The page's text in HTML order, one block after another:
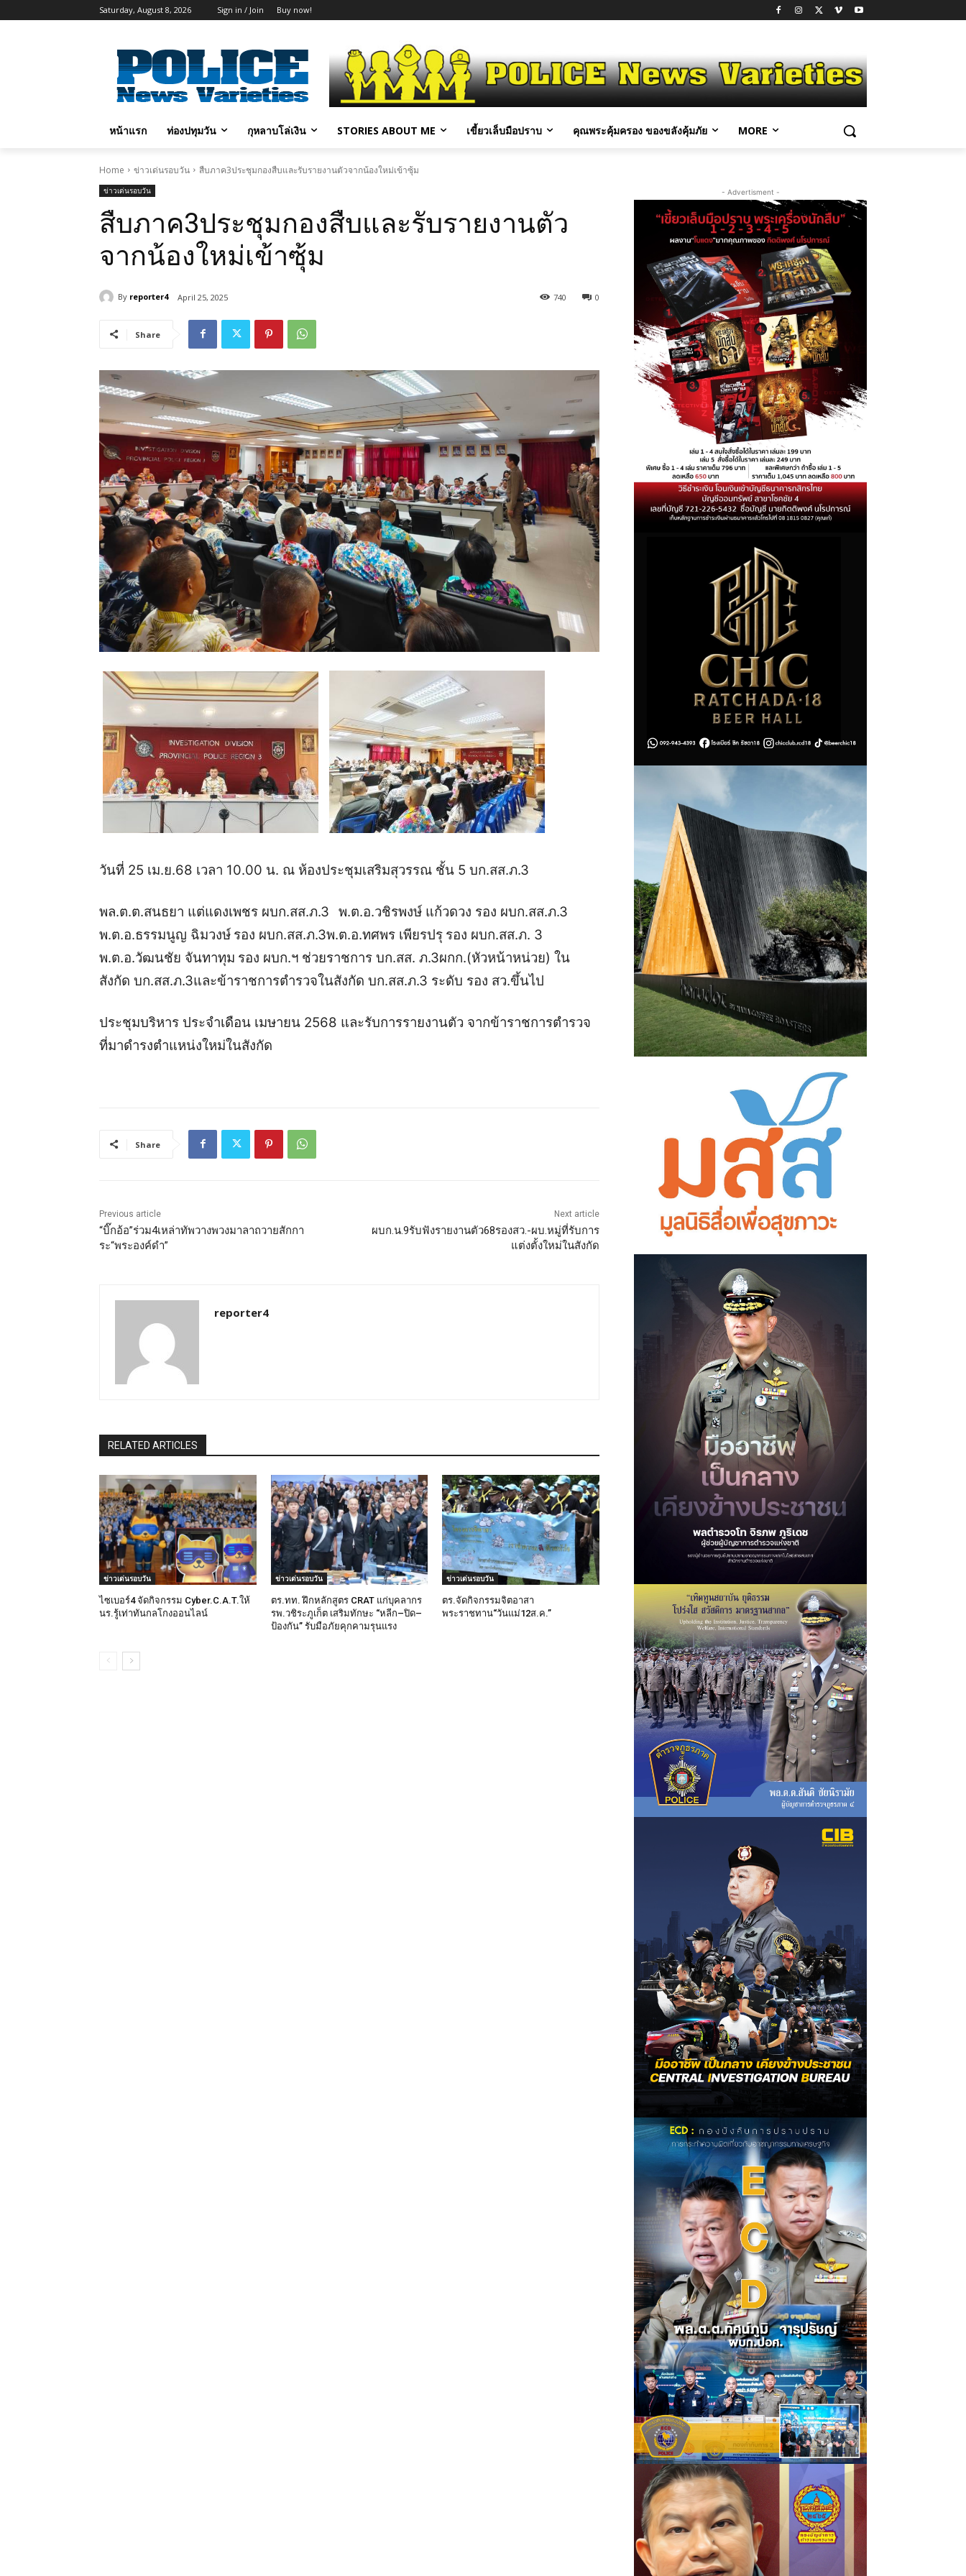
Saturday, August 8, 2026 Sign in / Join Buy now!
หน้าแรก ท่องปทุมวัน กุหลาบโล่เงิน STORIES ABOUT ME เขี้ยวเล็บมือปราบ คุณพระคุ้มครอง ของขลังคุ้มภัย MORE
Home ข่าวเด่นรอบวัน สืบภาค3ประชุมกองสืบและรับรายงานตัวจากน้องใหม่เข้าซุ้ม
ข่าวเด่นรอบวัน
สืบภาค3ประชุมกองสืบและรับรายงานตัว
จากน้องใหม่เข้าซุ้ม
By reporter4 April 25, 2025 0
740
Share
วันที่ 25 เม.ย.68 เวลา 10.00 น. ณ ห้องประชุมเสริมสุวรรณ ชั้น 5 บก.สส.ภ.3
พล.ต.ต.สนธยา แต่แดงเพชร ผบก.สส.ภ.3 พ.ต.อ.วชิรพงษ์ แก้วดวง รอง ผบก.สส.ภ.3
พ.ต.อ.ธรรมนูญ ฉิมวงษ์ รอง ผบก.สส.ภ.3พ.ต.อ.ทศพร เพียรปรุ รอง ผบก.สส.ภ. 3
พ.ต.อ.วัฒนชัย จันทาทุม รอง ผบก.ฯ ช่วยราชการ บก.สส. ภ.3ผกก.(หัวหน้าหน่วย) ใน
สังกัด บก.สส.ภ.3และข้าราชการตำรวจในสังกัด บก.สส.ภ.3 ระดับ รอง สว.ขึ้นไป
ประชุมบริหาร ประจำเดือน เมษายน 2568 และรับการรายงานตัว จากข้าราชการตำรวจ
ที่มาดำรงตำแหน่งใหม่ในสังกัด
Share
Previous article
“บิ๊กอ้อ”ร่วม4เหล่าทัพวางพวงมาลาถวายสักกา
ระ“พระองค์ดำ”
Next article
ผบก.น.9รับฟังรายงานตัว68รองสว.-ผบ.หมู่ที่รับการ
แต่งตั้งใหม่ในสังกัด
reporter4
RELATED ARTICLES
ข่าวเด่นรอบวัน
ไซเบอร์4 จัดกิจกรรม Cyber.C.A.T.ให้
นร.รู้เท่าทันกลโกงออนไลน์
ข่าวเด่นรอบวัน
ตร.ทท. ฝึกหลักสูตร CRAT แก่บุคลากร
รพ.วชิระภูเก็ต เสริมทักษะ “หลีก–ปิด–
ป้องกัน” รับมือภัยคุกคามรุนแรง
ข่าวเด่นรอบวัน
ตร.จัดกิจกรรมจิตอาสา
พระราชทาน“วันแม่12ส.ค.”
- Advertisment -